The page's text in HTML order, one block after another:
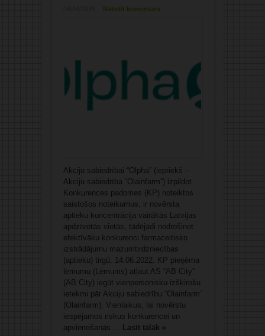
Rakstīt komentāru
Akciju sabiedrībai “Olpha” (iepriekš –
Akciju sabiedrība “Olainfarm”) izpildot
Konkurences padomes (KP) noteiktos
saistošos noteikumus, ir novērsta
aptieku koncentrācija vairākās Latvijas
apdzīvotās vietās, tādējādi nodrošinot
efektīvāku konkurenci farmaceitisko
izstrādājumu mazumtirdzniecības
(aptieku) tirgū. 14.06.2022. KP pieņēma
lēmumu (Lēmums) atļaut AS “AB City”
(AB City) iegūt vienpersonisku izšķirošu
ietekmi pār Akciju sabiedrību “Olainfarm”
(Olainfarm). Vienlaikus, lai novērstu
iespējamos riskus konkurencei un
apvienošanās ... Lasīt tālāk »